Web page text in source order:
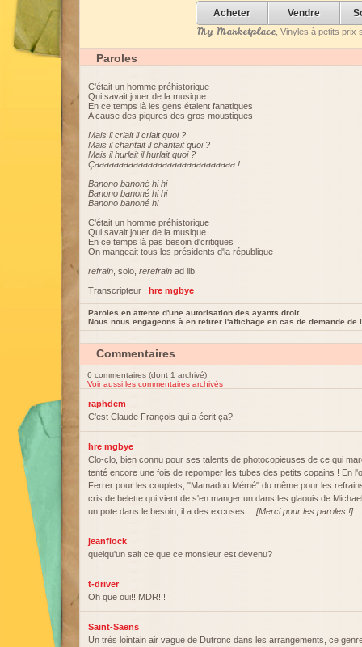
Acheter Vendre
My Marketplace, Vinyles à petits prix
Paroles
C'était un homme préhistorique
Qui savait jouer de la musique
En ce temps là les gens étaient fanatiques
A cause des piqures des gros moustiques
Mais il criait il criait quoi ?
Mais il chantait il chantait quoi ?
Mais il hurlait il hurlait quoi ?
Çaaaaaaaaaaaaaaaaaaaaaaaaaaaaa !
Banono banoné hi hi
Banono banoné hi hi
Banono banoné hi
C'était un homme préhistorique
Qui savait jouer de la musique
En ce temps là pas besoin d'critiques
On mangeait tous les présidents d'la république
refrain , solo, rerefrain ad lib
Transcripteur : hre mgbye
Paroles en attente d'une autorisation des ayants droit.
Nous nous engageons à en retirer l'affichage en cas de demande de
Commentaires
6 commentaires (dont 1 archivé)
Voir aussi les commentaires archivés
raphdem
C'est Claude François qui a écrit ça?
hre mgbye
Clo-clo, bien connu pour ses talents de photocopieuses de ce qui
tenté encore une fois de repomper les tubes des petits copains ! En
Ferrer pour les couplets, "Mamadou Mémé" du même pour les
cris de belette qui vient de s'en manger un dans les glaouis de
un pote dans le besoin, il a des excuses… [Merci pour les paroles !]
jeanflock
quelqu'un sait ce que ce monsieur est devenu?
t-driver
Oh que oui!! MDR!!!
Saint-Saëns
Un très lointain air vague de Dutronc dans les arrangements, ce